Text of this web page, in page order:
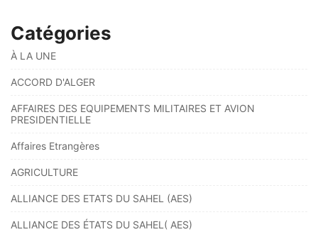
Catégories
À LA UNE
ACCORD D'ALGER
AFFAIRES DES EQUIPEMENTS MILITAIRES ET AVION
PRESIDENTIELLE
Affaires Etrangères
AGRICULTURE
ALLIANCE DES ETATS DU SAHEL (AES)
ALLIANCE DES ÉTATS DU SAHEL( AES)